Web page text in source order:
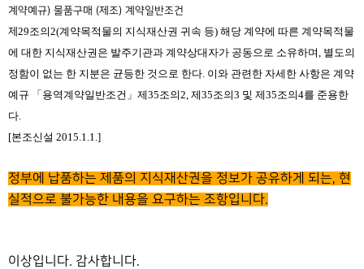
계약예규) 물품구매 (제조) 계약일반조건
제 29조의2(계약목적물의 지식재산권 귀속 등) 해당 계약에 따른 계약목적물
에 대한 지식재산권은 발주기관과 계약상대자가 공동으로 소유하며, 별도의
정함이 없는 한 지분은 균등한 것으로 한다. 이와 관련한 자세한 사항은 계약
예규
「 용역계약일반조건 」 제35조의2, 제35조의3 및 제35조의4를 준용한
다.
[본조신설 2015.1.1.]
정부에 납품하는 제품의 지식재산권을 정보가 공유하게 되는, 현
실적으로 불가능한 내용을 요구하는 조항입니다.
이상입니다. 감사합니다.